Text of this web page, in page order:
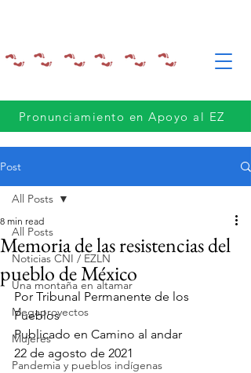
Pronunciamiento en Apoyo al EZ
Post
All Posts
Noticias CNI / EZLN
Una montaña en altamar
Megaproyectos
Mujeres
Pandemia y pueblos indígenas
All Posts
Memoria de las resistencias del
pueblo de México
8 min read
Por Tribunal Permanente de los
Pueblos
Publicado en Camino al andar
22 de agosto de 2021